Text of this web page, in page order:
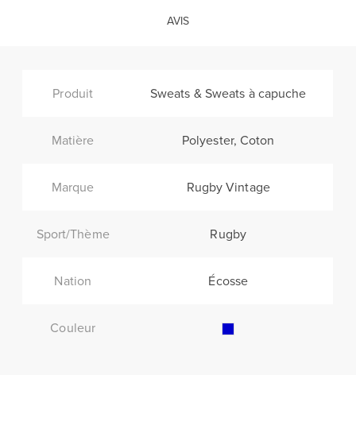
AVIS
Produit Sweats & Sweats à capuche
Matière Polyester, Coton
Marque Rugby Vintage
Sport/Thème Rugby
Nation Écosse
Couleur